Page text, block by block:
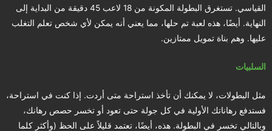
القياسي. تستغرق البطولة المكونة من 18 لاعب 45 دقيقة من البداية إلى
النهاية. أيضًا، هذه لعبة تم حلها، مما يعني أنه يمكن لأي شخص تعلم التغلب
عليها. وهم بناة تمويل ممتازين.
السلبيات
مثل البطولات، لا يمكنك أن تأخذ استراحة متى أردت. إذا كنت في استراحة،
فستدفع رهاناتك الأولية في كل جولة حتى تعود أو تخسر حصص رهانك،
وبالتالي تخسر في البطولة. هذه، أيضًا، تعتمد قليلاً على الحظ (وأكثر كلما